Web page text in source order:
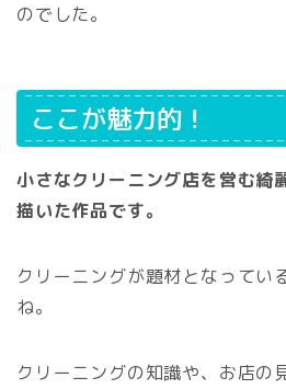
のでした。
ここが魅力的！
小さなクリーニング店を営む綺
描いた作品です。
クリーニングが題材となってい
ね。
クリーニングの知識や、お店の